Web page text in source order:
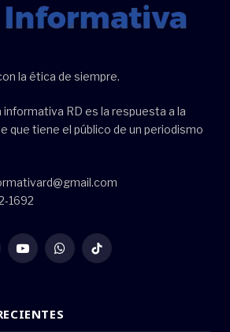
la ética de siempre.
informativa RD es la respuesta a la
que tiene el público de un periodismo
1692
YouTubeWhatsAppTikTok